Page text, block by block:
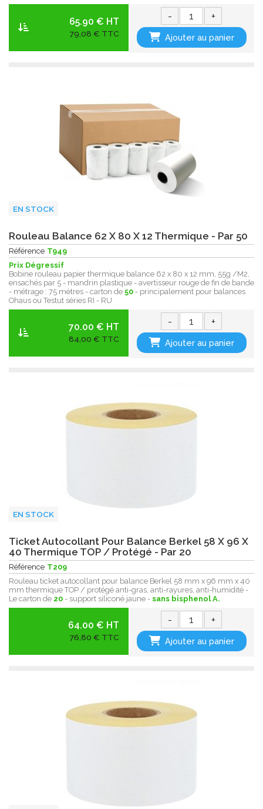
65.90 € HT
79,08 € TTC
- +
Ajouter au panier
EN STOCK
Rouleau Balance 62 X 80 X 12 Thermique - Par 50
Référence T949
Prix Dégressif
Bobine rouleau papier thermique balance 62 x 80 x 12 mm, 55g /M2,
ensachés par 5 - mandrin plastique - avertisseur rouge de fin de bande
- métrage : 75 mètres - carton de 50 - principalement pour balances
Ohaus ou Testut séries RI - RU
70.00 € HT
84,00 € TTC
- +
Ajouter au panier
EN STOCK
Ticket Autocollant Pour Balance Berkel 58 X 96 X
40 Thermique TOP / Protégé - Par 20
Référence T209
Rouleau ticket autocollant pour balance Berkel 58 mm x 96 mm x 40
mm thermique TOP / protégé anti-gras, anti-rayures, anti-humidité -
Le carton de 20 - support siliconé jaune - sans bisphenol A.
64.00 € HT
76,80 € TTC
- +
Ajouter au panier